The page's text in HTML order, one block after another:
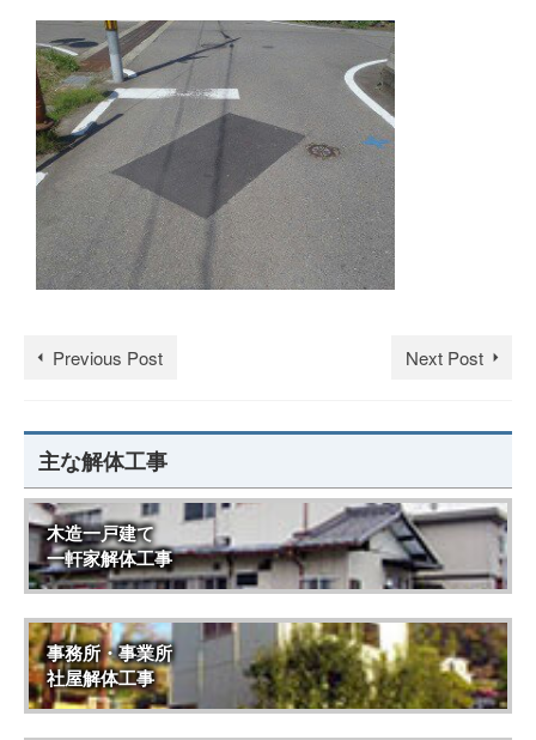
Previous Post Next Post
主な解体工事
木造一戸建て
一軒家解体工事
事務所・事業所
社屋解体工事